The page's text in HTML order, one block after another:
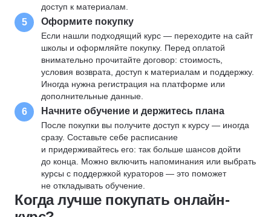
доступ к материалам.
5 Оформите покупку
Если нашли подходящий курс — переходите на сайт
школы и оформляйте покупку. Перед оплатой
внимательно прочитайте договор: стоимость,
условия возврата, доступ к материалам и поддержку.
Иногда нужна регистрация на платформе или
дополнительные данные.
6 Начните обучение и держитесь плана
После покупки вы получите доступ к курсу — иногда
сразу. Составьте себе расписание
и придерживайтесь его: так больше шансов дойти
до конца. Можно включить напоминания или выбрать
курсы с поддержкой кураторов — это поможет
не откладывать обучение.
Когда лучше покупать онлайн-